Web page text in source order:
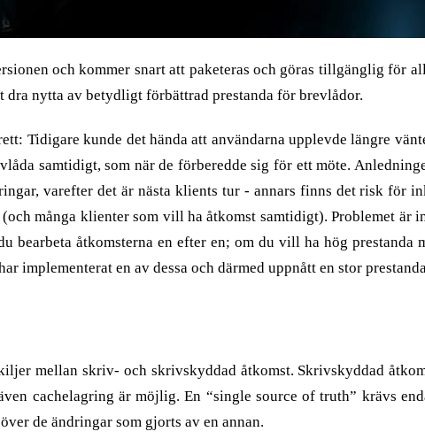
och kommer snart att paketeras och göras tillgänglig för
dra nytta av betydligt förbättrad prestanda för brevlådor.
Tidigare kunde det hända att användarna upplevde längre
samtidigt, som när de förberedde sig för ett möte.
varefter det är nästa klients tur - annars finns det risk för
många klienter som vill ha åtkomst samtidigt). Problemet
bearbeta åtkomsterna en efter en; om du vill ha hög
implementerat en av dessa och därmed uppnått en stor
mellan skriv- och skrivskyddad åtkomst. Skrivskyddad
cachelagring är möjlig. En “single source of truth” krävs
de ändringar som gjorts av en annan.